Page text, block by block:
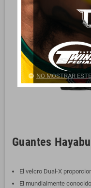
Guantes
El velcro Dual-X
El mundialmente
NO MOSTRAR